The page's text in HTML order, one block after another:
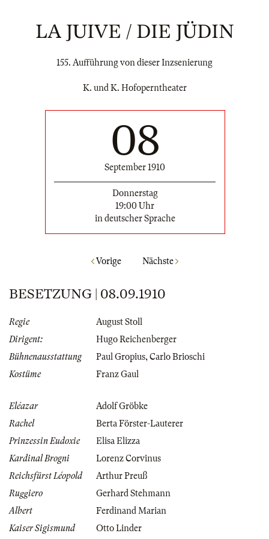
LA JUIVE / DIE JÜDIN
155. Aufführung von dieser Inzsenierung
K. und K. Hofoperntheater
08
September 1910
Donnerstag
19:00 Uhr
in deutscher Sprache
Vorige Nächste
BESETZUNG | 08.09.1910
Regie
August Stoll
Dirigent:
Hugo Reichenberger
Bühnenausstattung
Paul Gropius,Carlo Brioschi
Kostüme
Franz Gaul
Eléazar
Adolf Gröbke
Rachel
Berta Förster-Lauterer
Prinzessin Eudoxie
Elisa Elizza
Kardinal Brogni
Lorenz Corvinus
Reichsfürst Léopold
Arthur Preuß
Ruggiero
Gerhard Stehmann
Albert
Ferdinand Marian
Kaiser Sigismund
Otto Linder